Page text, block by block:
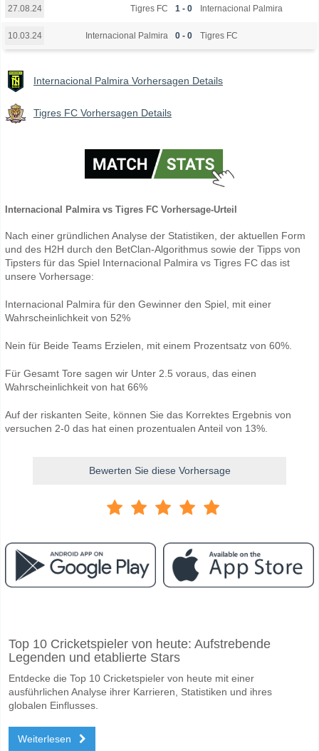
27.08.24 Tigres FC 1 - 0 Internacional Palmira
10.03.24 Internacional Palmira 0 - 0 Tigres FC
Internacional Palmira Vorhersagen Details
Tigres FC Vorhersagen Details
Internacional Palmira vs Tigres FC Vorhersage-Urteil
Nach einer gründlichen Analyse der Statistiken, der aktuellen Form
und des H2H durch den BetClan-Algorithmus sowie der Tipps von
Tipsters für das Spiel Internacional Palmira vs Tigres FC das ist
unsere Vorhersage:
Internacional Palmira für den Gewinner den Spiel, mit einer
Wahrscheinlichkeit von 52%
Nein für Beide Teams Erzielen, mit einem Prozentsatz von 60%.
Für Gesamt Tore sagen wir Unter 2.5 voraus, das einen
Wahrscheinlichkeit von hat 66%
Auf der riskanten Seite, können Sie das Korrektes Ergebnis von
versuchen 2-0 das hat einen prozentualen Anteil von 13%.
Bewerten Sie diese Vorhersage
Das Spiel zwischen Internacional Palmira v Tigres FC 19 May 2026
Internacional Palmira für den Gewinner den Spiel, mit einer
Nein für Beide Teams Erzielen, mit einem Prozentsatz von 60%.
Top 10 Cricketspieler von heute: Aufstrebende
Legenden und etablierte Stars
Entdecke die Top 10 Cricketspieler von heute mit einer
ausführlichen Analyse ihrer Karrieren, Statistiken und ihres
globalen Einflusses.
Weiterlesen